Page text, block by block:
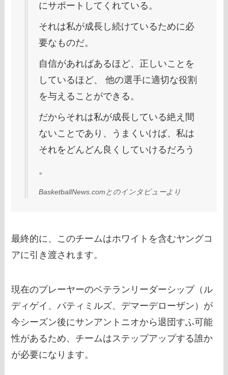
にサポートしてくれている。
それは私が成長し続けているために必
要なものだ。
自信があればあるほど、正しいことを
しているほど、 他の選手に適切な役割
を与えることができる。
だからそれは私が成長している絶え間
ないことであり、うまくいけば、私は
それをどんどん良くしていけるだろう
。
BasketballNews.comとのインタビューより
最終的に、このチームはホワイトを含むヤングコ
アに引き渡されます。
現在のプレーヤーのベテランリーダーシップ（ル
ディゲイ、パティミルズ、デマーデローザン）が
今シーズン後にサンアントニオから退団すふ可能
性があるため、チームはステップアップする誰か
が必要になります。